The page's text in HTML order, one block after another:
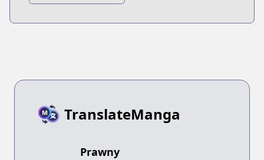
TranslateManga
Prawny